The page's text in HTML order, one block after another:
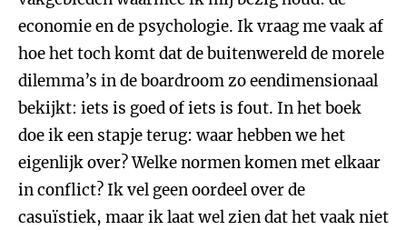
economie en de psychologie. Ik vraag me vaak af
hoe het toch komt dat de buitenwereld de morele
dilemma’s in de boardroom zo eendimensionaal
bekijkt: iets is goed of iets is fout. In het boek
doe ik een stapje terug: waar hebben we het
eigenlijk over? Welke normen komen met elkaar
in conflict? Ik vel geen oordeel over de
casuïstiek, maar ik laat wel zien dat het vaak niet